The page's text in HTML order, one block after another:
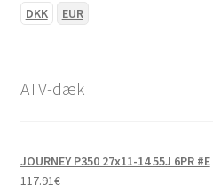
DKK EUR
ATV-dæk
JOURNEY P350 27x11-14 55J 6PR #E
117.91€